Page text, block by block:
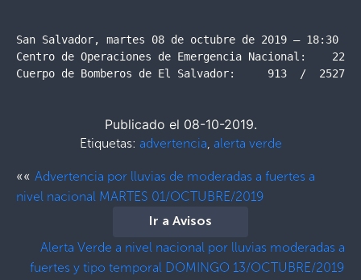
San Salvador, martes 08 de octubre de 2019 – 18:30
Centro de Operaciones de Emergencia Nacional:
Cuerpo de Bomberos de El Salvador:     913  /  2527-
Publicado el 08-10-2019.
Etiquetas: advertencia, alerta verde
«« Advertencia por lluvias de moderadas a fuertes a
nivel nacional MARTES 01/OCTUBRE/2019
Ir a Avisos
Alerta Verde a nivel nacional por lluvias moderadas a
fuertes y tipo temporal DOMINGO 13/OCTUBRE/2019